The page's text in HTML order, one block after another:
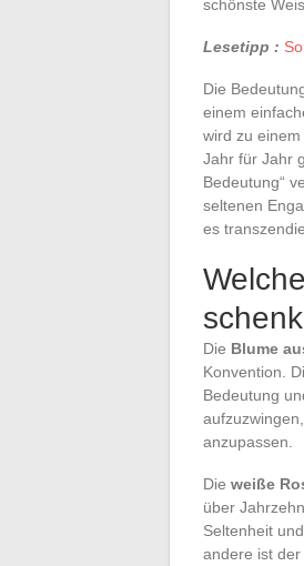
schönste
Lesetipp :
Die
einem
wird zu
Jahr für Jahr
Bedeutung“
seltenen
es
Die Blume
Konvention.
Bedeutung
anzupassen.
Die weiße
über
Seltenheit
andere ist der